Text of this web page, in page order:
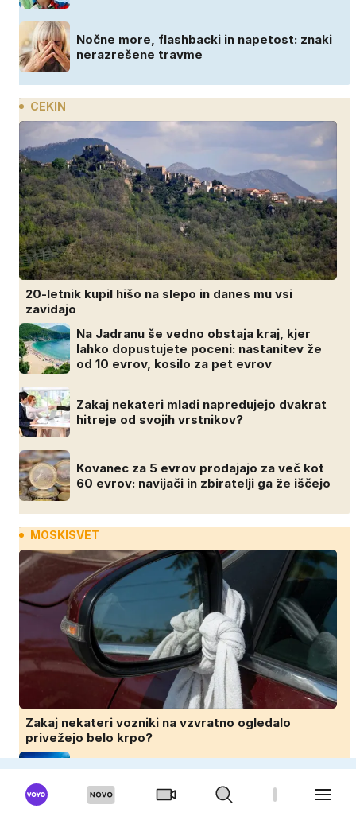
Nočne more, flashbacki in napetost: znaki
nerazrešene travme
CEKIN
20-letnik kupil hišo na slepo in danes mu vsi
zavidajo
Na Jadranu še vedno obstaja kraj, kjer
lahko dopustujete poceni: nastanitev že
od 10 evrov, kosilo za pet evrov
Zakaj nekateri mladi napredujejo dvakrat
hitreje od svojih vrstnikov?
Kovanec za 5 evrov prodajajo za več kot
60 evrov: navijači in zbiratelji ga že iščejo
MOSKISVET
Zakaj nekateri vozniki na vzvratno ogledalo
privežejo belo krpo?
Skoraj nevidna v vodi, smrtonosna ob
stiku: pazite na to meduzo